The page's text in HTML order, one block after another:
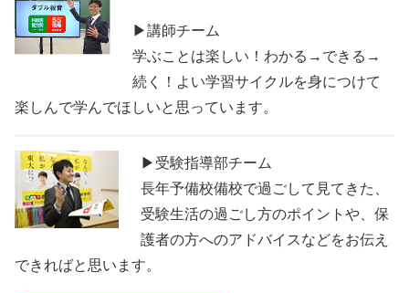
▶講師チーム
学ぶことは楽しい！わかる→できる→
続く！よい学習サイクルを身につけて
楽しんで学んでほしいと思っています。
▶受験指導部チーム
長年予備校備校で過ごして見てきた、
受験生活の過ごし方のポイントや、保
護者の方へのアドバイスなどをお伝え
できればと思います。